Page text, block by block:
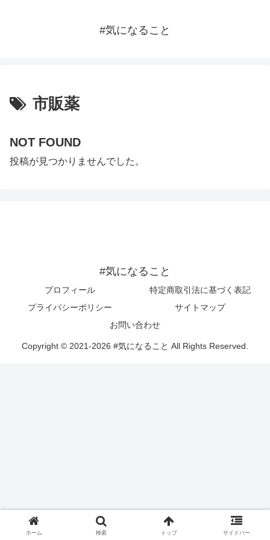
#気になること
市販薬
NOT FOUND
投稿が見つかりませんでした。
#気になること
プロフィール
特定商取引法に基づく表記
プライバシーポリシー
サイトマップ
お問い合わせ
Copyright © 2021-2026 #気になること All Rights Reserved.
ホーム 検索 トップ サイドバー